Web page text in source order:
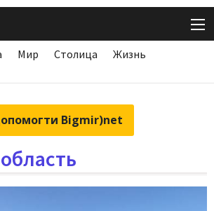
Мир Столица
Жизнь
Bigmir)net